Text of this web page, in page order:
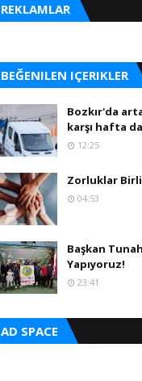
REKLAMLAR
BEĞENILEN IÇERIKLER
Bozkır'da
karşı hafta
12:25
Zorluklar
04:53
Başkan
Yapıyoruz!
23:41
AD SPACE